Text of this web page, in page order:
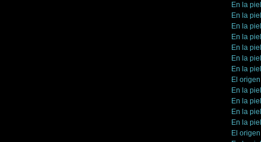
En la
En la
En la
En la
En la
En la
En la
El
En la
En la
En la
En la
El